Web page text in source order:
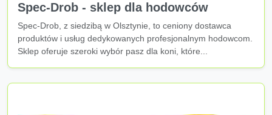
Spec-Drob - sklep dla hodowców
Spec-Drob, z siedzibą w Olsztynie, to ceniony dostawca
produktów i usług dedykowanych profesjonalnym hodowcom.
Sklep oferuje szeroki wybór pasz dla koni, które...